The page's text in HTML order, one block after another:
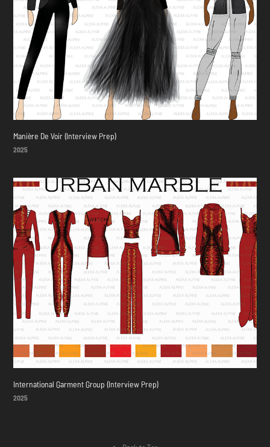
Manière De Voir (Interview Prep)
2025
International Garment Group (Interview Prep)
2025